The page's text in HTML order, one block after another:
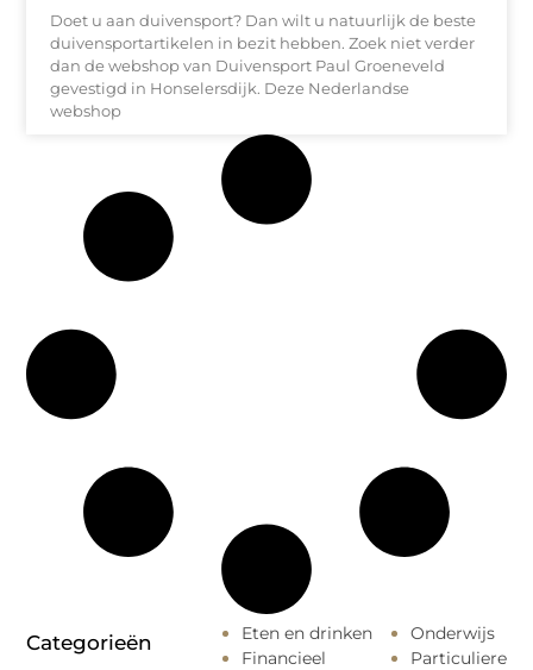
Doet u aan duivensport? Dan wilt u natuurlijk de beste
duivensportartikelen in bezit hebben. Zoek niet verder
dan de webshop van Duivensport Paul Groeneveld
gevestigd in Honselersdijk. Deze Nederlandse
webshop
Categorieën
Eten en drinken
Financieel
Onderwijs
Particuliere